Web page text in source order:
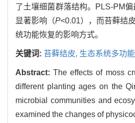
了土壤细菌群落结构。PLS-PM
显著影响（P<0.01），而苔藓结
统功能恢复的影响方式。
关键词: 苔藓结皮, 生态系统多功
Abstract:The effects of moss
different planting ages on the
microbial communities and
examined the changes of